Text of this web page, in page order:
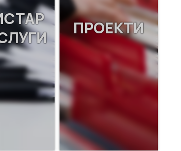
ПРОЕКТИ